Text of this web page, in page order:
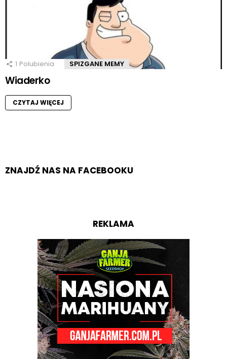
1 Polubienia SPIZGANE MEMY
Wiaderko
CZYTAJ WIĘCEJ
ZNAJDŹ NAS NA FACEBOOKU
REKLAMA